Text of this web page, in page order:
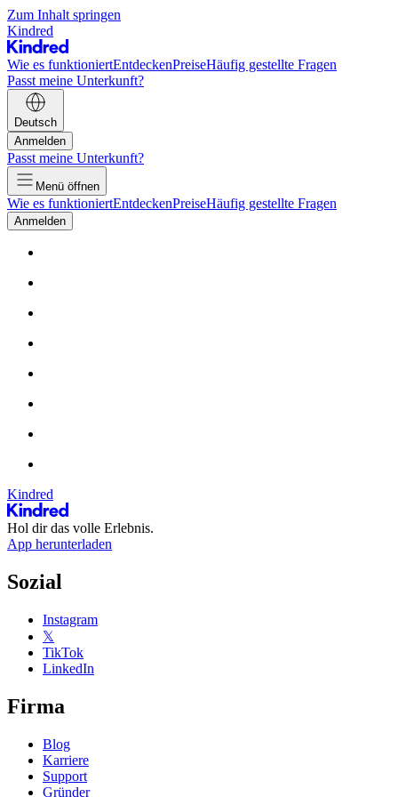
Zum Inhalt springen
Kindred
Wie es funktioniertEntdeckenPreiseHäufig gestellte Fragen
Passt meine Unterkunft?
Deutsch
Anmelden
Passt meine Unterkunft?
Menü öffnen
Wie es funktioniertEntdeckenPreiseHäufig gestellte Fragen
Anmelden
Kindred
Hol dir das volle Erlebnis.
App herunterladen
Sozial
Instagram
𝕏
TikTok
LinkedIn
Firma
Blog
Karriere
Support
Gründer